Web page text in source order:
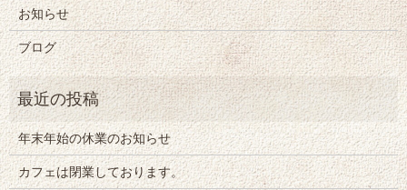
お知らせ
ブログ
年末年始の休業のお知らせ
カフェは閉業しております。